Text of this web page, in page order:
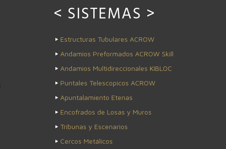
< SISTEMAS >
Estructuras Tubulares ACROW
Andamios Preformados ACROW Skill
Andamios Multidireccionales KIBLOC
Puntales Telescopicos ACROW
Apuntalamiento Etenas
Encofrados de Losas y Muros
Tribunas y Escenarios
Cercos Metálicos